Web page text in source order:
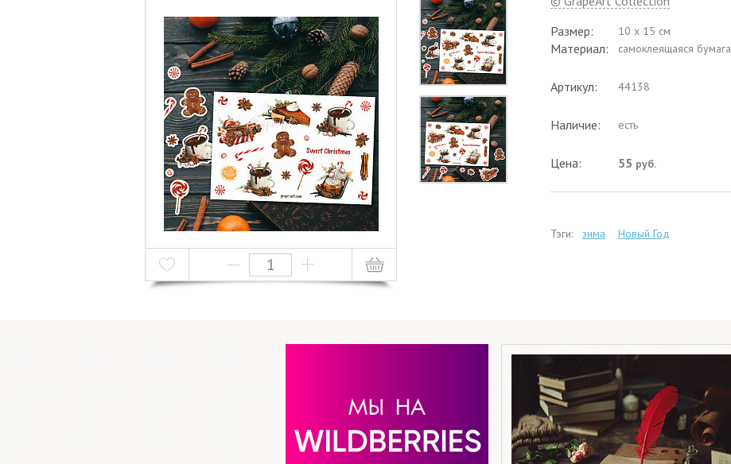
Размер:
10 x 15 см
Материал: cамоклеящаяся бумага
Артикул: 44138
Наличие: есть
Цена: 55 руб.
Тэги: зима Новый Год